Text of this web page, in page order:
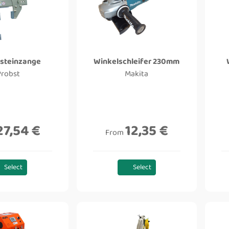
€
Select
Winkelschleifer 230mm
Makita
From12,35 €
Select